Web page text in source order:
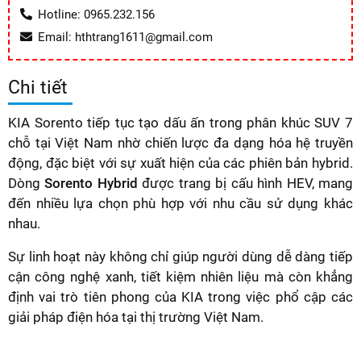
Hotline: 0965.232.156
Email: hthtrang1611@gmail.com
Chi tiết
KIA Sorento tiếp tục tạo dấu ấn trong phân khúc SUV 7
chỗ tại Việt Nam nhờ chiến lược đa dạng hóa hệ truyền
động, đặc biệt với sự xuất hiện của các phiên bản hybrid.
DòngSorento Hybrid được trang bị cấu hình HEV, mang
đến nhiều lựa chọn phù hợp với nhu cầu sử dụng khác
nhau.
Sự linh hoạt này không chỉ giúp người dùng dễ dàng tiếp
cận công nghệ xanh, tiết kiệm nhiên liệu mà còn khẳng
định vai trò tiên phong của KIA trong việc phổ cập các
giải pháp điện hóa tại thị trường Việt Nam.